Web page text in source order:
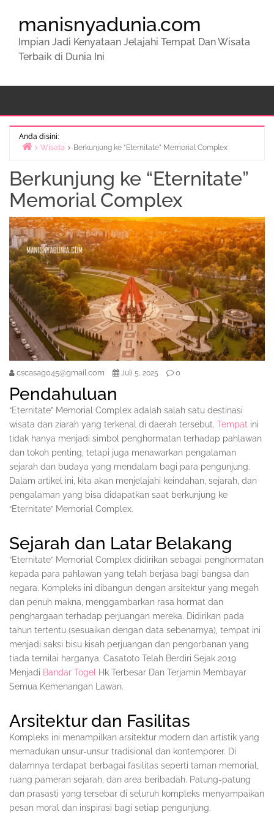
manisnyadunia.com
Impian Jadi Kenyataan Jelajahi Tempat Dan Wisata
Terbaik di Dunia Ini
Anda disini:
Wisata Berkunjung ke “Eternitate” Memorial Complex
Berkunjung ke “Eternitate”
Memorial Complex
cscasag045@gmail.com Juli 5, 2025 0
Pendahuluan
“Eternitate” Memorial Complex adalah salah satu destinasi
wisata dan ziarah yang terkenal di daerah tersebut. Tempat ini
tidak hanya menjadi simbol penghormatan terhadap pahlawan
dan tokoh penting, tetapi juga menawarkan pengalaman
sejarah dan budaya yang mendalam bagi para pengunjung.
Dalam artikel ini, kita akan menjelajahi keindahan, sejarah, dan
pengalaman yang bisa didapatkan saat berkunjung ke
“Eternitate” Memorial Complex.
Sejarah dan Latar Belakang
“Eternitate” Memorial Complex didirikan sebagai penghormatan
kepada para pahlawan yang telah berjasa bagi bangsa dan
negara. Kompleks ini dibangun dengan arsitektur yang megah
dan penuh makna, menggambarkan rasa hormat dan
penghargaan terhadap perjuangan mereka. Didirikan pada
tahun tertentu (sesuaikan dengan data sebenarnya), tempat ini
menjadi saksi bisu kisah perjuangan dan pengorbanan yang
tiada ternilai harganya. Casatoto Telah Berdiri Sejak 2019
Menjadi Bandar Togel
Hk Terbesar Dan Terjamin Membayar
Semua Kemenangan Lawan.
Arsitektur dan Fasilitas
Kompleks ini menampilkan arsitektur modern dan artistik yang
memadukan unsur-unsur tradisional dan kontemporer. Di
dalamnya terdapat berbagai fasilitas seperti taman memorial,
ruang pameran sejarah, dan area beribadah. Patung-patung
dan prasasti yang tersebar di seluruh kompleks menyampaikan
pesan moral dan inspirasi bagi setiap pengunjung.